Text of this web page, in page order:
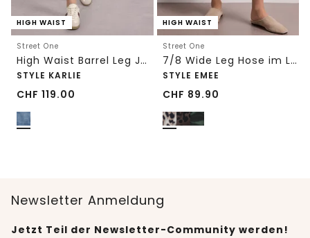
HIGH WAIST
Street One
High Waist Barrel Leg Jeans im Loose Fit
STYLE KARLIE
CHF 119.00
HIGH WAIST
Street One
7/8 Wide Leg Hose im Loose Fit mit Print
STYLE EMEE
CHF 89.90
Newsletter Anmeldung
Jetzt Teil der Newsletter-Community werden!